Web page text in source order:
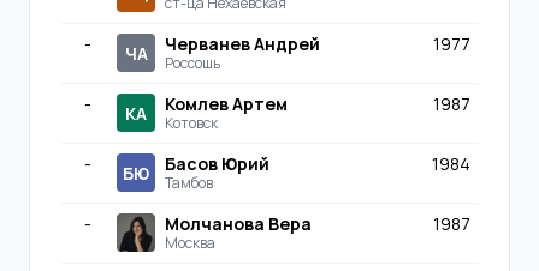
- ЧА Черванев Андрей
Россошь
1977
- КА Комлев Артем
Котовск
1987
- БЮ Басов Юрий
Тамбов
1984
- Молчанова Вера
Москва
1987